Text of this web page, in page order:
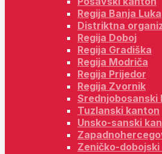
Regija Banja Luka
Distriktna
Regija Doboj
Regija Gradiška
Regija Modriča
Regija Prijedor
Regija Zvornik
Srednjobosanski
Tuzlanski kanton
Unsko-sanski
Zeničko-